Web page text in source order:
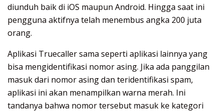
diunduh baik di iOS maupun Android. Hingga saat ini
pengguna aktifnya telah menembus angka 200 juta
orang.
Aplikasi Truecaller sama seperti aplikasi lainnya yang
bisa mengidentifikasi nomor asing. Jika ada panggilan
masuk dari nomor asing dan teridentifikasi spam,
aplikasi ini akan menampilkan warna merah. Ini
tandanya bahwa nomor tersebut masuk ke kategori